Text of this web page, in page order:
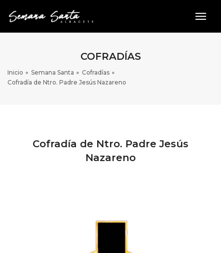
COFRADÍAS
Inicio Semana Santa
Cofradías
Cofradía de Ntro. Padre Jesús Nazareno
Cofradía de Ntro. Padre Jesús
Nazareno